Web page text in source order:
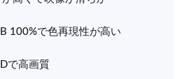
100%で色再現性が高い
で高画質